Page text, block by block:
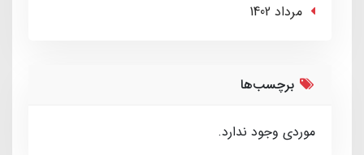
مرداد 1402
برچسب‌ها
موردی وجود ندارد.